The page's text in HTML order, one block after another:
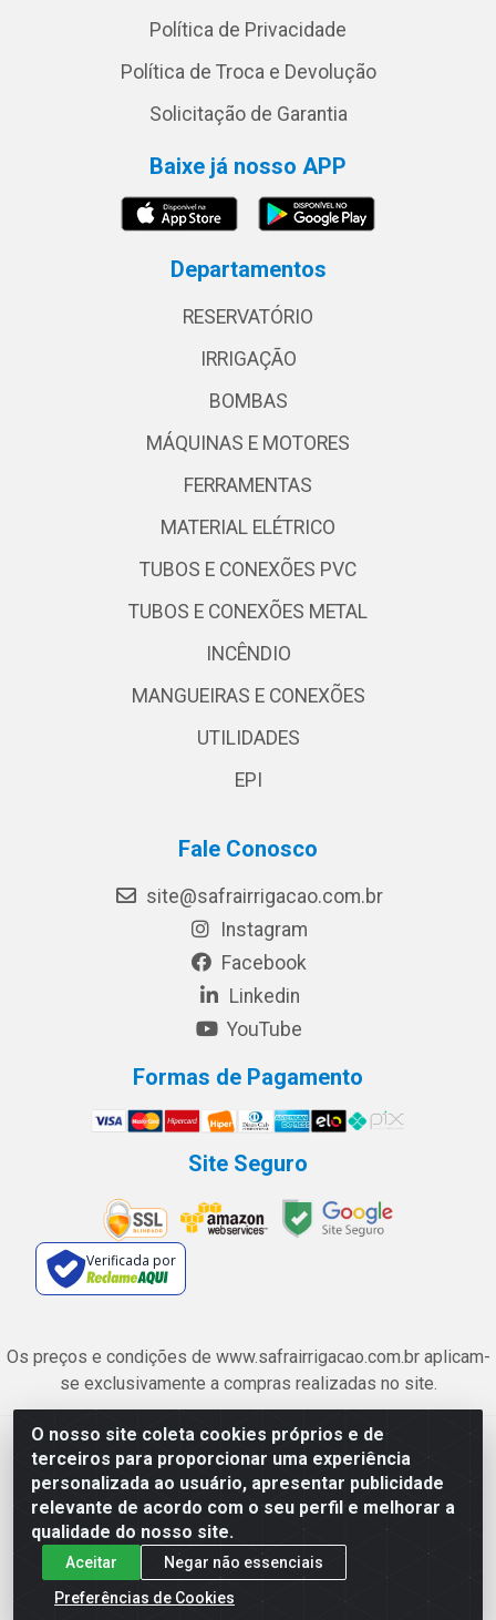
O nosso site coleta cookies próprios e de
terceiros para proporcionar uma experiência
personalizada ao usuário, apresentar publicidade
relevante de acordo com o seu perfil e melhorar a
qualidade do nosso site.
Aceitar
Negar não essenciais
Preferências de Cookies
Política de Privacidade
Política de Troca e Devolução
Solicitação de Garantia
Baixe já nosso APP
Departamentos
RESERVATÓRIO
IRRIGAÇÃO
BOMBAS
MÁQUINAS E MOTORES
FERRAMENTAS
MATERIAL ELÉTRICO
TUBOS E CONEXÕES PVC
TUBOS E CONEXÕES METAL
INCÊNDIO
MANGUEIRAS E CONEXÕES
UTILIDADES
EPI
Fale Conosco
site@safrairrigacao.com.br
Instagram
Facebook
Linkedin
YouTube
Formas de Pagamento
Site Seguro
Verificada por
Os preços e condições de www.safrairrigacao.com.br aplicam-
se exclusivamente a compras realizadas no site.
Safra Agrícola e Pecuária LTDA - Avenida Castelo Branco, 5330 -
Esplanada dos Anicuns, Goiânia/GO - CEP 74.433-205 - CNPJ
06.315.490/0001-00